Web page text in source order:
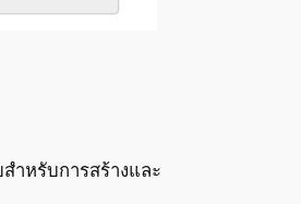
ำหรับการสร้างและ